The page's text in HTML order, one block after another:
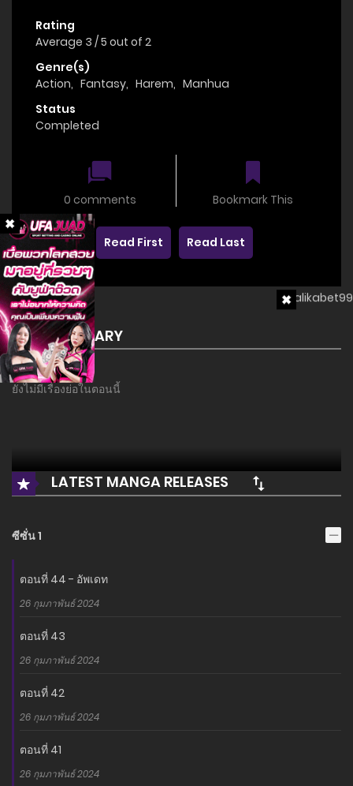
Rating
Average 3 /5 out of 2
Genre(s)
Action, Fantasy, Harem, Manhua
Status
Completed
0 comments Bookmark This
Read First Read Last
SUMMARY
ยังไม่มีเรื่องย่อในตอนนี้
LATEST MANGA RELEASES
ซีซั่น 1
ตอนที่ 44 - อัพเดท
26 กุมภาพันธ์ 2024
ตอนที่ 43
26 กุมภาพันธ์ 2024
ตอนที่ 42
26 กุมภาพันธ์ 2024
ตอนที่ 41
26 กุมภาพันธ์ 2024